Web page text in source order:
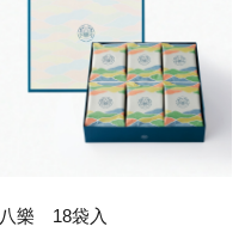
八樂 18袋入